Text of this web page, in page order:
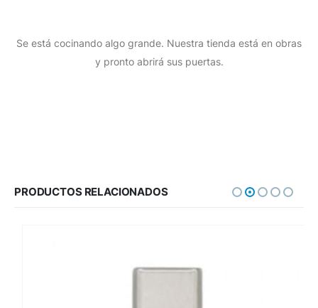
Se está cocinando algo grande. Nuestra tienda está en obras
y pronto abrirá sus puertas.
PRODUCTOS RELACIONADOS